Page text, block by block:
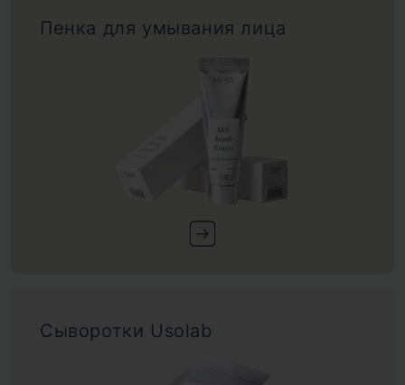
Пенка для умывания лица
Сыворотки Usolab